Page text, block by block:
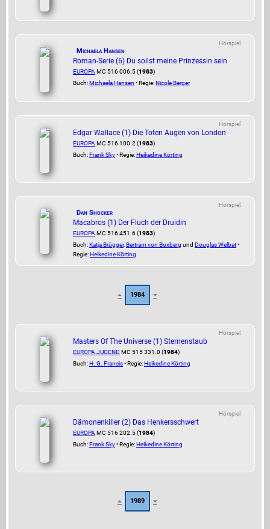
Hörspiel
Michaela Hansen
Roman-Serie (6) Du sollst meine Prinzessin sein
EUROPA MC 516 006.5 (1983)
Buch:Michaela Hansen • Regie:Nicole Berger
Hörspiel
Edgar Wallace (1) Die Toten Augen von London
EUROPA MC 516 100.2 (1983)
Buch:Frank Sky• Regie:Heikedine Körting
Hörspiel
Dan Shocker
Macabros (1) Der Fluch der Druidin
EUROPA MC 516 451.6 (1983)
Buch:Katja Brügger,Bertram von Boxberg und Douglas Welbat•
Regie:Heikedine Körting
1984
Hörspiel
Masters Of The Universe (1) Sternenstaub
EUROPA JUGEND MC 515 331.0 (1984)
Buch:H. G. Francis• Regie:Heikedine Körting
Hörspiel
Dämonenkiller (2) Das Henkersschwert
EUROPA MC 516 202.5 (1984)
Buch:Frank Sky• Regie:Heikedine Körting
1989